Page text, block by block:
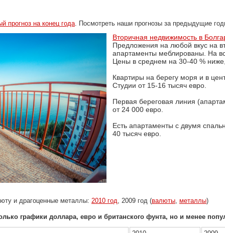
прогноз на конец года . Посмотреть наши прогнозы за предыдущие
Вторичная недвижимость в
Предложения на любой вкус на
апартаменты меблированы. На
Цены в среднем на 30-40 %
Квартиры на берегу моря и в
Студии от 15-16 тысяч евро.
Первая береговая линия
от 24 000 евро.
Есть апартаменты с двумя
40 тысяч евро.
и драгоценные металлы: 2010 год , 2009 год (валюты металлы)
графики доллара, евро и британского фунта, но и менее